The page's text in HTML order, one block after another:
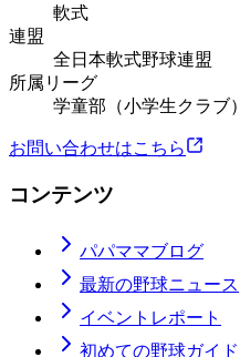
軟式
連盟
全日本軟式野球連盟
所属リーグ
学童部（小学生クラブ）
お問い合わせはこちら
コンテンツ
パパママブログ
最新の野球ニュース
イベントレポート
初めての野球ガイド